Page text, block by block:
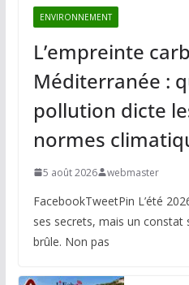
ENVIRONNEMENT
L’empreinte
Méditerranée :
pollution dicte
normes
5 août 2026 webmaster
FacebookTweetPin L’été
ses secrets, mais un constat
brûle. Non pas